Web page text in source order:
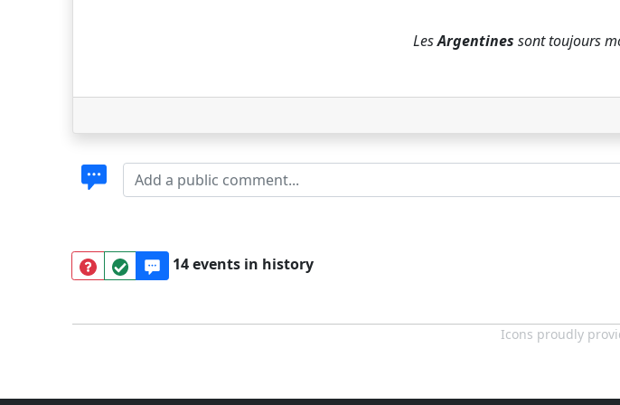
LesArgentines sont toujours
14 events in history
Icons proudly